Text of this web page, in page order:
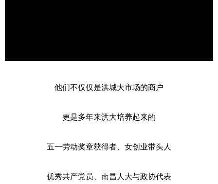
他们不仅仅是洪城大市场的商户
更是多年来洪大培养起来的
五一劳动奖章获得者、女创业带头人
优秀共产党员、南昌人大与政协代表